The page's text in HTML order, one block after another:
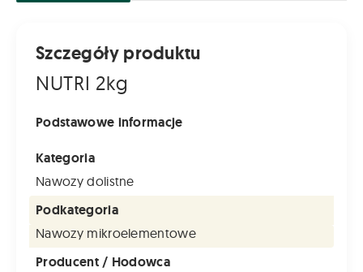
Szczegóły produktu
NUTRI 2kg
Podstawowe informacje
Kategoria
Nawozy dolistne
Podkategoria
Nawozy mikroelementowe
Producent / Hodowca